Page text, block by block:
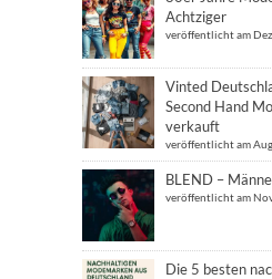
Achtziger
veröffentlicht am
Vinted
Second Hand
verkauft
veröffentlicht am
BLEND –
veröffentlicht am
Die 5 besten